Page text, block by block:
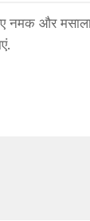
नमक और